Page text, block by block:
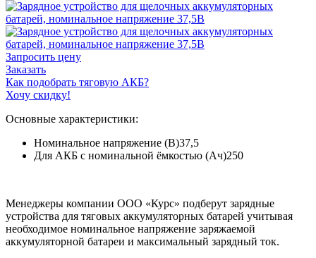
Запросить цену
Заказать
Как подобрать тяговую АКБ?
Хочу скидку!
Основные характеристики:
Номинальное напряжение (В)37,5
Для АКБ с номинальной ёмкостью (Ач)250
Менеджеры компании ООО «Курс» подберут зарядные
устройства для тяговых аккумуляторных батарей учитывая
необходимое номинальное напряжение заряжаемой
аккумуляторной батареи и максимальный зарядный ток.